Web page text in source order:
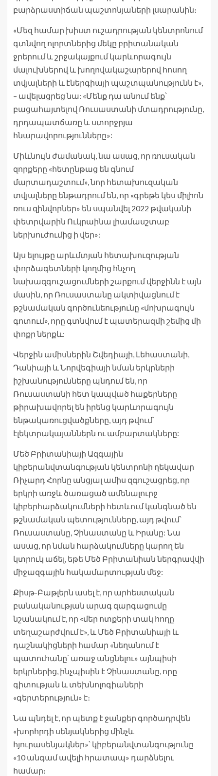
բարձրաստիճան պաշտոնյաների լսարանին։
«Մեզ համար խիստ ուշադրության կենտրոնում
գտնվող ոլորտներից մեկը բրիտանական
ջրերում և շրջակայքում կարևորագույն
մալուխներով և խողովակաշարերով հոսող
տվյալների և էներգիայի պաշտպանությունն է»,
– ավելացրեց նա: «Մենք դա անում ենք՝
բացահայտելով Ռուսաստանի մտադրությունը,
դրդապատճառը և ստորջրյա
հնարավորությունները»:
Միևնույն ժամանակ, նա ասաց, որ ռուսական
զորքերը «հետընթաց են գնում
մարտադաշտում», նոր հետախուզական
տվյալները ենթադրում են, որ «գրեթե կես միլիոն
ռուս զինվորներ» են սպանվել 2022 թվականի
փետրվարին Ուկրաինա լիամասշտաբ
ներխուժումից ի վեր»:
Այս ելույթը արևմտյան հետախուզության
փորձագետների կողմից հնչող
նախազգուշացումների շարքում վերջինն է այն
մասին, որ Ռուսաստանը ակտիվացնում է
թշնամական գործունեությունը «մոխրագույն
գոտում», որը գտնվում է պատերազմի շեմից մի
փոքր ներքև:
Վերջին ամիսներին Շվեդիայի, Լեհաստանի,
Դանիայի և Նորվեգիայի նման երկրների
իշխանությունները պնդում են, որ
Ռուսաստանի հետ կապված հաքերները
թիրախավորել են իրենց կարևորագույն
ենթակառուցվածքները, այդ թվում՝
էլեկտրակայաններն ու ամբարտակները:
Մեծ Բրիտանիայի Ազգային
կիբերանվտանգության կենտրոնի ղեկավար
Ռիչարդ Հորնը անցյալ ամիս զգուշացրեց, որ
երկրի առջև ծառացած ամենալուրջ
կիբերհարձակումների հետևում կանգնած են
թշնամական պետությունները, այդ թվում՝
Ռուսաստանը, Չինաստանը և Իրանը: Նա
ասաց, որ նման հարձակումները կարող են
կտրուկ աճել, եթե Մեծ Բրիտանիան ներգրավվի
միջազգային հակամարտության մեջ:
Քիսթ-Բաթլերն ասել է, որ արհեստական ​​
բանականության արագ զարգացումը
նշանակում է, որ «մեր ոտքերի տակ հողը
տեղաշարժվում է», և Մեծ Բրիտանիայի և
դաշնակիցների համար «նեղանում է
պատուհանը՝ առաջ անցնելու» այնպիսի
երկրներից, ինչպիսին է Չինաստանը, որը
գիտության և տեխնոլոգիաների
«գերտերություն» է։
Նա պնդել է, որ պետք է ջանքեր գործադրվեն
«խորհրդի սենյակներից մինչև
հյուրասենյակներ»՝ կիբերանվտանգությունը
«10 անգամ ավելի հրատապ» դարձնելու
համար։